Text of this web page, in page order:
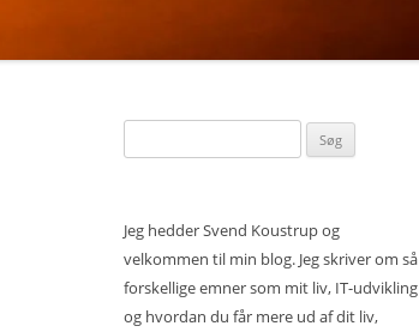
efter:
Jeg hedder Svend Koustrup og
velkommen til min blog. Jeg skriver om så
forskellige emner som mit liv, IT-udvikling
og hvordan du får mere ud af dit liv,